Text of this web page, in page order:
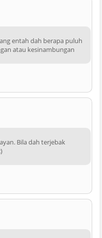
entah dah berapa puluh
atau kesinambungan
Bila dah terjebak